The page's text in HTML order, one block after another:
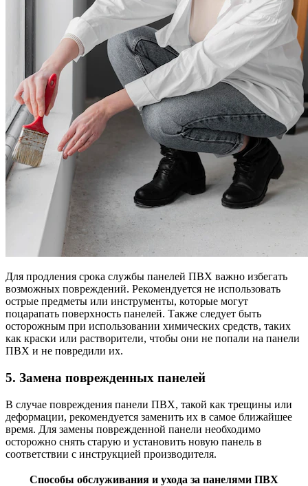
Для продления срока службы панелей ПВХ важно избегать
возможных повреждений. Рекомендуется не использовать
острые предметы или инструменты, которые могут
поцарапать поверхность панелей. Также следует быть
осторожным при использовании химических средств, таких
как краски или растворители, чтобы они не попали на панели
ПВХ и не повредили их.
5. Замена поврежденных панелей
В случае повреждения панели ПВХ, такой как трещины или
деформации, рекомендуется заменить их в самое ближайшее
время. Для замены поврежденной панели необходимо
осторожно снять старую и установить новую панель в
соответствии с инструкцией производителя.
Способы обслуживания и ухода за панелями ПВХ